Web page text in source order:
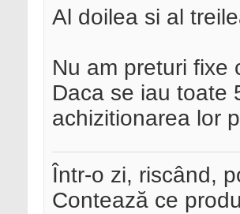
Al doilea si al
Nu am preturi fixe
Daca se iau toate
achizitionarea lor
Într-o zi, riscând,
Contează ce